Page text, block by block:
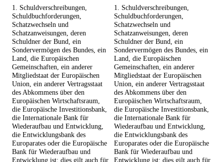
1. Schuldverschreibungen,
Schuldbuchforderungen,
Schatzwechseln und
Schatzanweisungen, deren
Schuldner der Bund, ein
Sondervermögen des Bundes, ein
Land, die Europäischen
Gemeinschaften, ein anderer
Mitgliedstaat der Europäischen
Union, ein anderer Vertragsstaat
des Abkommens über den
Europäischen Wirtschaftsraum,
die Europäische Investitionsbank,
die Internationale Bank für
Wiederaufbau und Entwicklung,
die Entwicklungsbank des
Europarates oder die Europäische
Bank für Wiederaufbau und
Entwicklung ist; dies gilt auch für
1. Schuldverschreibungen,
Schuldbuchforderungen,
Schatzwechseln und
Schatzanweisungen, deren
Schuldner der Bund, ein
Sondervermögen des Bundes, ein
Land, die Europäischen
Gemeinschaften, ein anderer
Mitgliedstaat der Europäischen
Union, ein anderer Vertragsstaat
des Abkommens über den
Europäischen Wirtschaftsraum,
die Europäische Investitionsbank,
die Internationale Bank für
Wiederaufbau und Entwicklung,
die Entwicklungsbank des
Europarates oder die Europäische
Bank für Wiederaufbau und
Entwicklung ist; dies gilt auch für